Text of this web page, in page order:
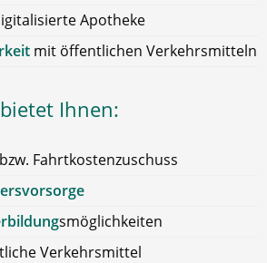
Apotheke
mit öffentlichen Verkehrsmitteln
Ihnen:
bzw. Fahrtkostenzuschuss
smöglichkeiten
Verkehrsmittel